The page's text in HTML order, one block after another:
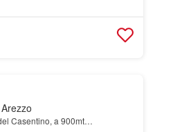
Casentino, a 900mt…